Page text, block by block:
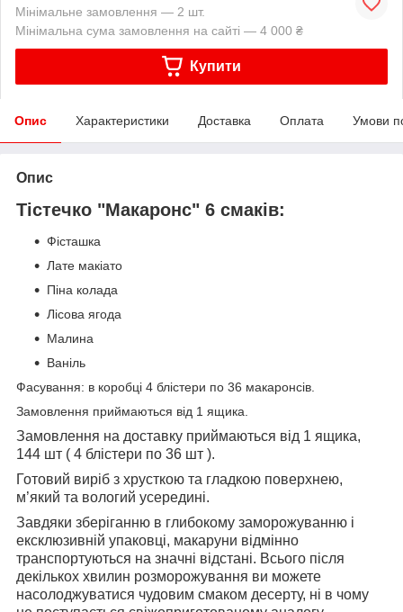
Мінімальне замовлення — 2 шт.
Мінімальна сума замовлення на сайті — 4 000 ₴
Купити
Опис Характеристики Доставка Оплата Умови
Опис
Тістечко "Макаронс" 6 смаків:
Фісташка
Лате макіато
Піна колада
Лісова ягода
Малина
Ваніль
Фасування: в коробці 4 блістери по 36 макаронсів.
Замовлення приймаються від 1 ящика.
Замовлення на доставку приймаються від 1 ящика,
144 шт ( 4 блістери по 36 шт ).
Готовий виріб з хрусткою та гладкою поверхнею,
м’який та вологий усередині.
Завдяки зберіганню в глибокому заморожуванню і
ексклюзивній упаковці, макаруни відмінно
транспортуються на значні відстані. Всього після
декількох хвилин розморожування ви можете
насолоджуватися чудовим смаком десерту, ні в чому